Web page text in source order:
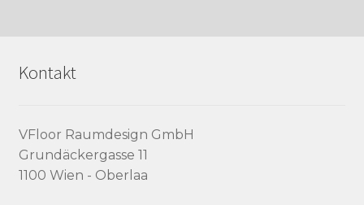
Kontakt
VFloor Raumdesign GmbH
Grundäckergasse 11
1100 Wien - Oberlaa